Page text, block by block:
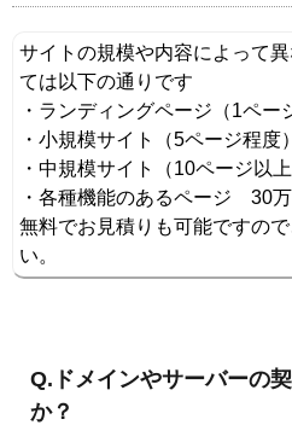
サイトの規模や内容によって
ては以下の通りです
・ランディングページ（1ペー
・小規模サイト（5ページ程度
・中規模サイト（10ページ以
・各種機能のあるページ 30
無料でお見積りも可能ですの
い。
Q.ドメインやサーバーの
か？